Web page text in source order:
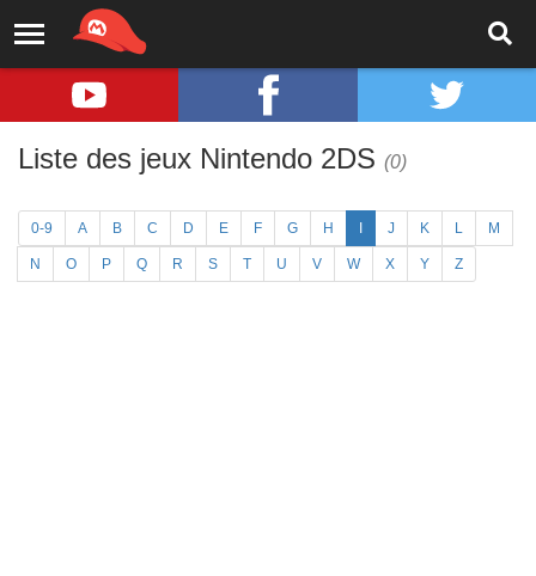
Liste des jeux Nintendo 2DS (0)
0-9 A B C D E F G H J K L M
N O P Q R S T U V W X Y Z